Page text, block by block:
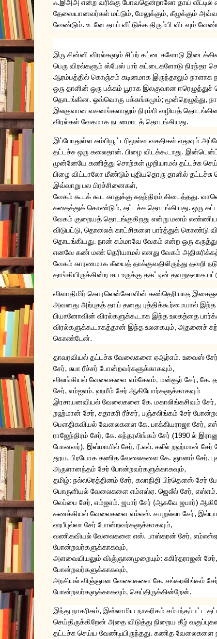
ஃ.இஅஅ என்ற வரிக்கு போவதென்றாலோ தாய் வீட்டில்
தேவையானவர்கள் மட்டும், மேலுக்கும், கீழுக்கும்
வேண்டும். உடனே தாய் வீட்டுக்க திரும்பி விடவும்
இரு சின்னி விரல்களும் சிப்ற் கட்டைகளோடு
பெரு விரல்களும் ஸ்பேஸ் பார் கட்டைகளோடு நிரந்தர
ஆரம்பத்தில் கொஞ்சம் கடினமாக இருந்தாலும் நாளாக
ஒரு தாளின் ஒரு பக்கம் பூராக இலகுவான ஈரெழுத்துச்
தொடங்கின. ஒவ்வொரு பக்கங்கமும்; மூன்றெழுத்து,
இலகுவான வசனங்களாலும் நிரம்பி வழியத்
விரல்கள் வேகமாக நடனமாடத் தொடங்கியது.
இப்போதுள்ள கம்பியூட்டரிலுள்ள வசதிகள் எதுவும்
தட்டச்சு ஒரு கலைதான். பிழை விடக்கூடாது.
முன்னேயே கணித்து சொற்கள் முறியாமல் தட்டச்சு
பிழை விட்டாலோ மீண்டும் புதியதொரு தாளில் தட்டச்சு
இவ்வாறு பல பிரச்சினைகள்,
வேகம் கூடக் கூட காதுக்கு சுதந்திரம் கிடைத்தது.
கதைத்துக் கொண்டும், தட்டச்சு தொடங்கியது. ஒரு
வேகம் குறையத் தொடங்குகிறது என்று மனம்
விடுபட்டு, தொலைக் காட்சிகளை பார்த்துக் கொண்டு
தொடங்கியது. நான் சும்மாவே வேகம் என்ற ஒரு
எனவே கண் மண் தெரியாமல் எனது வேகம்
வேகம் காரணமாக கீயைத் தாக்குவதிலிருந்து தவறி
தாங்கியிருக்கின்ற ஈய உருக்கு தகட்டின் தவறுதலாக
விளாதிமிர் கொரலென்கோவின் கண்தெரியாத
அவனது அற்புதத் தாய் தனது புத்திக்கூர்மையால் இந்த
பியானோவின் விரல்களுக்கூடாக இந்த உலகத்தை
விரல்களுக்கூடாகத்தான் இந்த உலகையும், அதனைச்
கொண்டேன்.
தாவரவியல் தட்டச்சு வேலைகளை ஏஆர்எம். உவைஸ்
சேர், சுபா ரீச்சர் போன்றவர்களுக்காகவும்,
விலங்கியல் வேலைகளை எம்கேஎம். மன்சூர் சேர், கே.
சேர், எம்ஐஎம். ஹமீம் சேர் ஆகியோர்களுக்காகவும்
இரசாயனவியல் வேலைகளை கே. மகாலிங்கசிவம் சேர்
றஹ்மான் சேர், சுதாகரி ரீச்சர், பஞ்சலிங்கம் சேர்
பௌதிகவியல் வேலைகளை கே. பாக்கியராஜா சேர்,
ராஜேந்திரம் சேர், கே. சுந்தரலிங்கம் சேர் (1990 ல்
போனவர்), இஸ்மாயில் சேர், ரீ.எல். கலீல் றஹ்மான் சேர்
தூய, பிரயோக கணித வேலைகளை கே. ஞானம் சேர்,
அருளானந்தம் சேர் போன்றவர்களுக்காகவும்,
தமிழ்: நல்லரெத்தினம் சேர், கலாநிதி பிர்தௌஸ் சேர்
பொருளியல் வேலைகளை எம்எஸ்ஏ. ஜெலீல் சேர், எஸ்எம்
லெப்பை சேர், எம்ஐஎம். ஜபார் சேர் (ஆகவே ஜபார்)
கணக்கியல் வேலைகளை எம்எஸ். சபறுல்லா சேர்,
ஹபீபுல்லா சேர் போன்றவர்களுக்காகவும்,
வணிகவியல் வேலைகளை எஸ். பாஸ்கரன் சேர்,
போன்றவர்களுக்காகவும்,
அளவையியலும் விஞ்ஞானமுறையும்: சுகிர்தராஜன் சேர்
போன்றவர்களுக்காகவும்,
அரசியல் விஞ்ஞான வேலைகளை கே. சங்கரலிங்கம்
போன்றவர்களுக்காகவும், செய்திருக்கின்றேன்.
இந்து நாகரிகம், இஸ்லாமிய நாகரிகம் சம்பந்தப்பட்ட
செய்திருக்கிறேன் அதை விடுத்து நிறைய கீழ்
தட்டச்சு செய்ய வேண்டியிருந்தது. கணித வேலைகளை